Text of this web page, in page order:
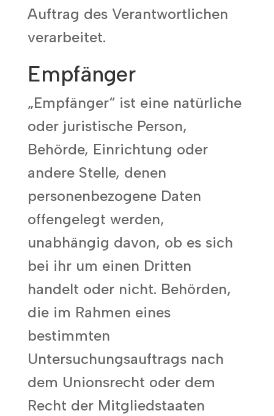
Auftrag des Verantwortlichen
verarbeitet.
Empfänger
„Empfänger“ ist eine natürliche
oder juristische Person,
Behörde, Einrichtung oder
andere Stelle, denen
personenbezogene Daten
offengelegt werden,
unabhängig davon, ob es sich
bei ihr um einen Dritten
handelt oder nicht. Behörden,
die im Rahmen eines
bestimmten
Untersuchungsauftrags nach
dem Unionsrecht oder dem
Recht der Mitgliedstaaten